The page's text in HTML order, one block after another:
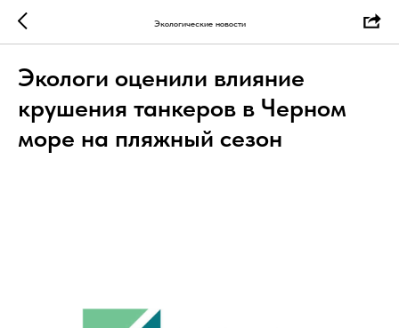
Экологические новости
Экологи оценили влияние
крушения танкеров в Черном
море на пляжный сезон